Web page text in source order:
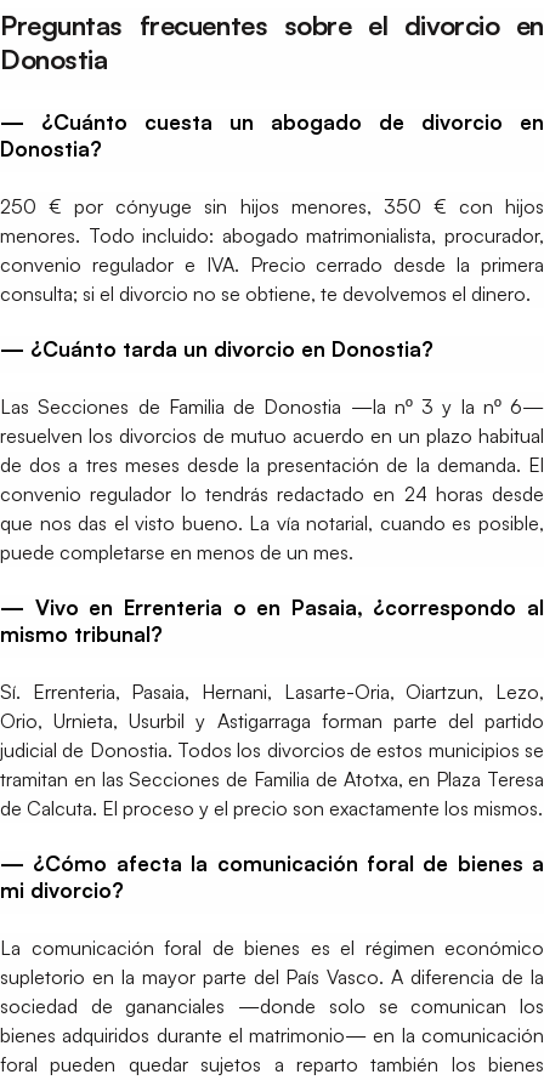
Preguntas frecuentes sobre el divorcio en
Donostia
— ¿Cuánto cuesta un abogado de divorcio en
Donostia?
250 € por cónyuge sin hijos menores, 350 € con hijos
menores. Todo incluido: abogado matrimonialista, procurador,
convenio regulador e IVA. Precio cerrado desde la primera
consulta; si el divorcio no se obtiene, te devolvemos el dinero.
— ¿Cuánto tarda un divorcio en Donostia?
Las Secciones de Familia de Donostia —la nº 3 y la nº 6—
resuelven los divorcios de mutuo acuerdo en un plazo habitual
de dos a tres meses desde la presentación de la demanda. El
convenio regulador lo tendrás redactado en 24 horas desde
que nos das el visto bueno. La vía notarial, cuando es posible,
puede completarse en menos de un mes.
— Vivo en Errenteria o en Pasaia, ¿correspondo al
mismo tribunal?
Sí. Errenteria, Pasaia, Hernani, Lasarte-Oria, Oiartzun, Lezo,
Orio, Urnieta, Usurbil y Astigarraga forman parte del partido
judicial de Donostia. Todos los divorcios de estos municipios se
tramitan en las Secciones de Familia de Atotxa, en Plaza Teresa
de Calcuta. El proceso y el precio son exactamente los mismos.
— ¿Cómo afecta la comunicación foral de bienes a
mi divorcio?
La comunicación foral de bienes es el régimen económico
supletorio en la mayor parte del País Vasco. A diferencia de la
sociedad de gananciales —donde solo se comunican los
bienes adquiridos durante el matrimonio— en la comunicación
foral pueden quedar sujetos a reparto también los bienes